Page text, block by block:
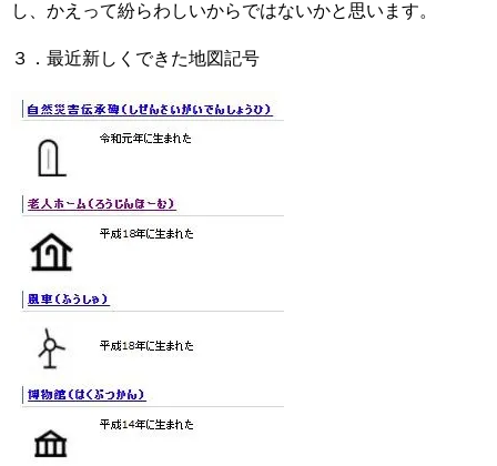
し、かえって紛らわしいからではないかと思います。
３．最近新しくできた地図記号